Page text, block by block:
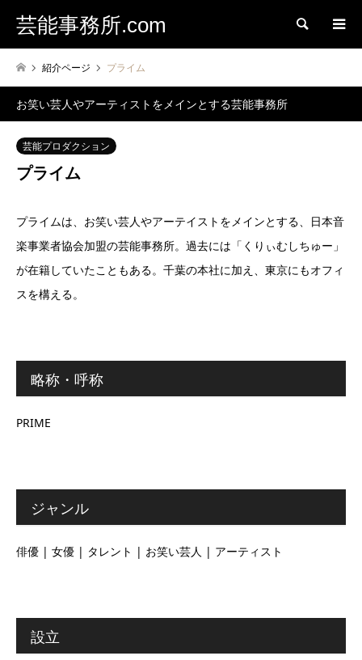
芸能事務所.com 検索
紹介ページ プライム
お笑い芸人やアーティストをメインとする芸能事務所
芸能プロダクション
プライム
プライムは、お笑い芸人やアーテイストをメインとする、日本音
楽事業者協会加盟の芸能事務所。過去には「くりぃむしちゅー」
が在籍していたこともある。千葉の本社に加え、東京にもオフィ
スを構える。
略称・呼称
PRIME
ジャンル
俳優 | 女優 | タレント | お笑い芸人 | アーティスト
設立